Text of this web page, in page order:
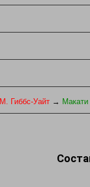
М. Гиббс-Уайт → Макати